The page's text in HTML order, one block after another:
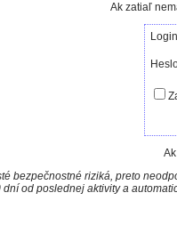
Ak zatiaľ
bezpečnostné riziká, preto
od poslednej aktivity a